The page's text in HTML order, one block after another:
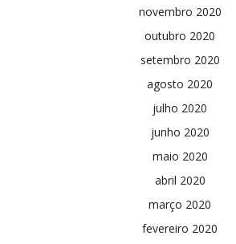
novembro 2020
outubro 2020
setembro 2020
agosto 2020
julho 2020
junho 2020
maio 2020
abril 2020
março 2020
fevereiro 2020